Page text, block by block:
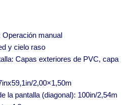
Operación manual
y cielo raso
Capas exteriores de PVC, capa
2,00×1,50m
la pantalla (diagonal): 100in/2,54m